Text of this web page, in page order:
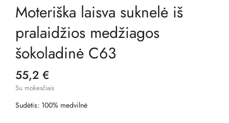
Moteriška laisva suknelė iš
pralaidžios medžiagos
šokoladinė C63
55,2 €
Su mokesčiais
Sudėtis: 100% medvilnė